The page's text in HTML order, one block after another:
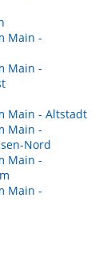
Main -
Main -
Main - Altstadt
Main -
Nord
Main -
Main -